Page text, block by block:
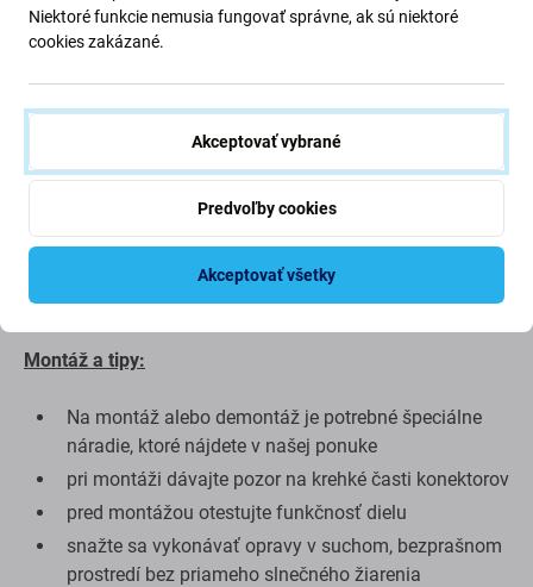
Kvalita náhradných dielov
Kvalita: Aftermarket– Náhradný diel predávaný ako
Aftermarket je vyrobený podľa rovnakých noriem,
originálu a náhradný diel dodávaný ako aftermarket môže
mať (v zriedkavých prípadoch) minimálne odchýlky vo
funkčnosti, kvalite alebo vzhľade. Ak sa chcete o kvalite
dozvedieť viac, prečítajte si náš blog, kde sa kvalite
venujeme podrobnejšie.
Montáž a tipy:
Na montáž alebo demontáž je potrebné špeciálne
náradie, ktoré nájdete v našej ponuke
pri montáži dávajte pozor na krehké časti konektorov
pred montážou otestujte funkčnosť dielu
snažte sa vykonávať opravy v suchom, bezprašnom
prostredí bez priameho slnečného žiarenia
Niektoré funkcie nemusia fungovať správne, ak sú niektoré
cookies zakázané.
Akceptovať vybrané
Predvoľby cookies
Akceptovať všetky